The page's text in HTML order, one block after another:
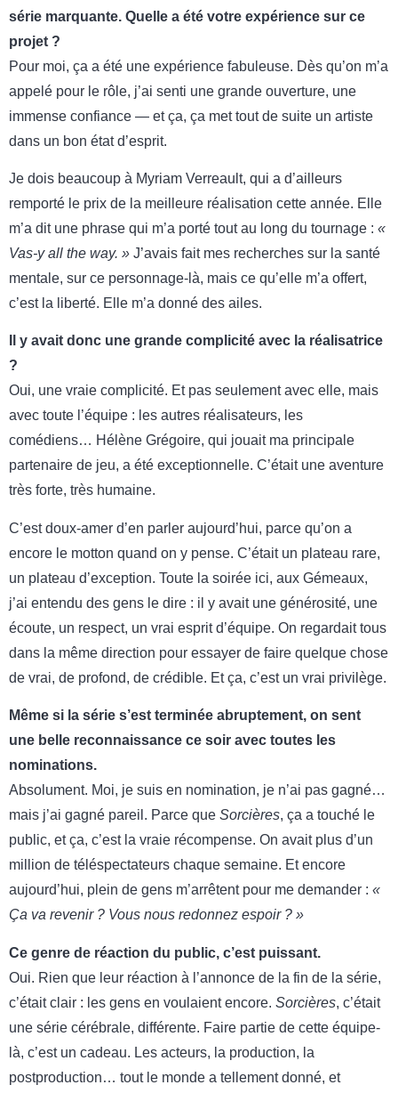
série marquante. Quelle a été votre expérience sur ce
projet ?
Pour moi, ça a été une expérience fabuleuse. Dès qu’on m’a
appelé pour le rôle, j’ai senti une grande ouverture, une
immense confiance — et ça, ça met tout de suite un artiste
dans un bon état d’esprit.
Je dois beaucoup à Myriam Verreault, qui a d’ailleurs
remporté le prix de la meilleure réalisation cette année. Elle
m’a dit une phrase qui m’a porté tout au long du tournage : «
Vas-y all the way. » J’avais fait mes recherches sur la santé
mentale, sur ce personnage-là, mais ce qu’elle m’a offert,
c’est la liberté. Elle m’a donné des ailes.
Il y avait donc une grande complicité avec la réalisatrice
?
Oui, une vraie complicité. Et pas seulement avec elle, mais
avec toute l’équipe : les autres réalisateurs, les
comédiens… Hélène Grégoire, qui jouait ma principale
partenaire de jeu, a été exceptionnelle. C’était une aventure
très forte, très humaine.
C’est doux-amer d’en parler aujourd’hui, parce qu’on a
encore le motton quand on y pense. C’était un plateau rare,
un plateau d’exception. Toute la soirée ici, aux Gémeaux,
j’ai entendu des gens le dire : il y avait une générosité, une
écoute, un respect, un vrai esprit d’équipe. On regardait tous
dans la même direction pour essayer de faire quelque chose
de vrai, de profond, de crédible. Et ça, c’est un vrai privilège.
Même si la série s’est terminée abruptement, on sent
une belle reconnaissance ce soir avec toutes les
nominations.
Absolument. Moi, je suis en nomination, je n’ai pas gagné…
mais j’ai gagné pareil. Parce que Sorcières, ça a touché le
public, et ça, c’est la vraie récompense. On avait plus d’un
million de téléspectateurs chaque semaine. Et encore
aujourd’hui, plein de gens m’arrêtent pour me demander : «
Ça va revenir ? Vous nous redonnez espoir ? »
Ce genre de réaction du public, c’est puissant.
Oui. Rien que leur réaction à l’annonce de la fin de la série,
c’était clair : les gens en voulaient encore. Sorcières, c’était
une série cérébrale, différente. Faire partie de cette équipe-
là, c’est un cadeau. Les acteurs, la production, la
postproduction… tout le monde a tellement donné, et